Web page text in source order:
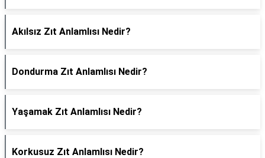
Akılsız Zıt Anlamlısı Nedir?
Dondurma Zıt Anlamlısı Nedir?
Yaşamak Zıt Anlamlısı Nedir?
Korkusuz Zıt Anlamlısı Nedir?